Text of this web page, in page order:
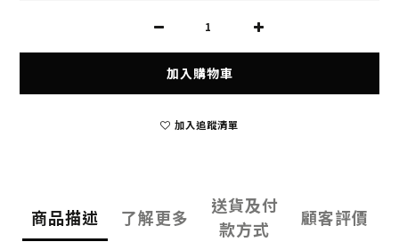
加入購物車
加入追蹤清單
商品描述 了解更多
送貨及付
款方式
顧客評價